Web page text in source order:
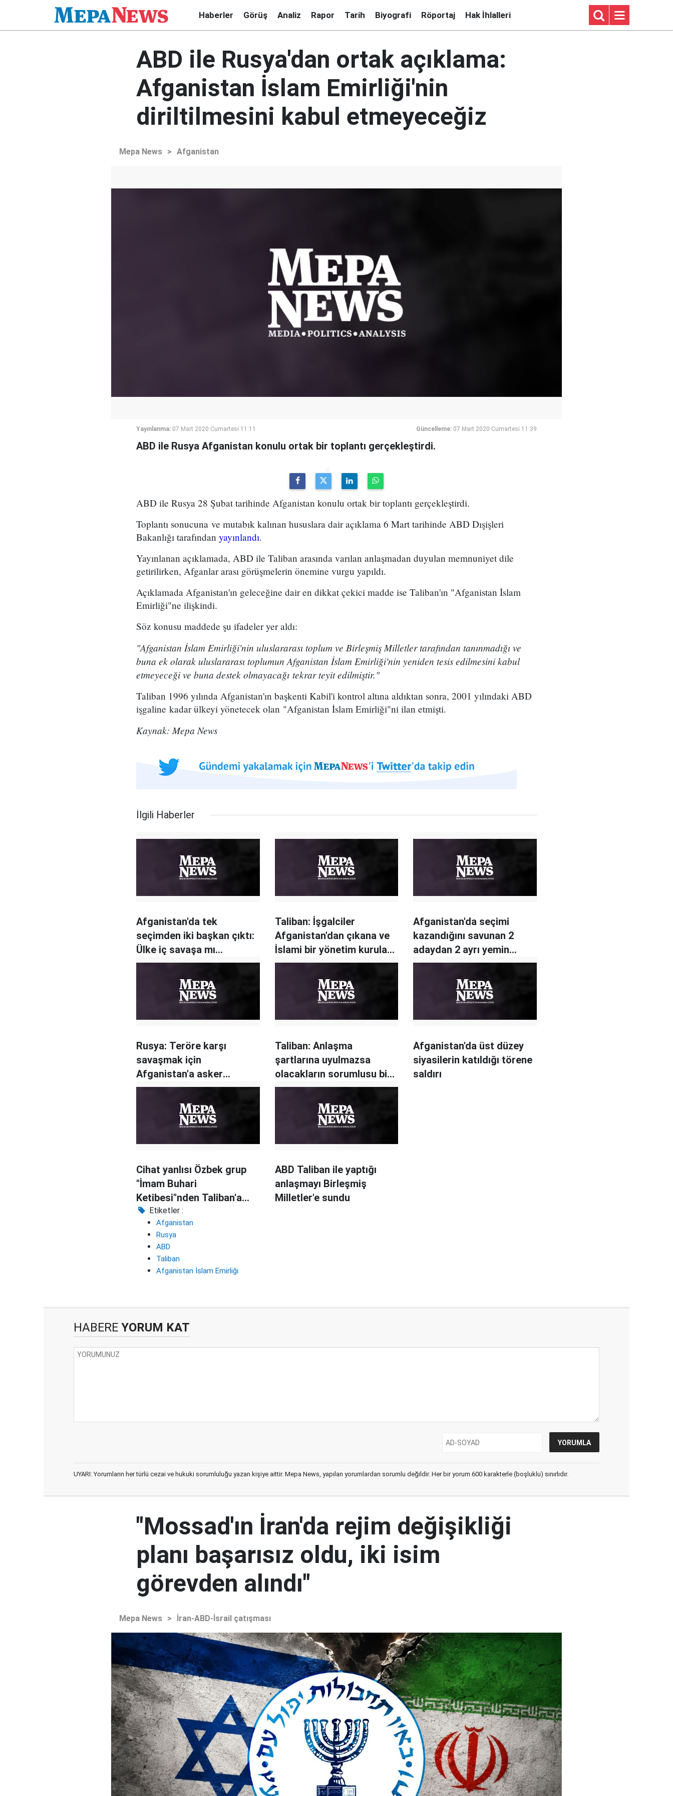
Haberler Görüş Analiz Rapor Tarih Biyografi Röportaj Hak İhlalleri
ABD ile Rusya'dan ortak açıklama:
Afganistan İslam Emirliği'nin
diriltilmesini kabul etmeyeceğiz
Mepa News > Afganistan
Yayınlanma: 07 Mart 2020 Cumartesi 11:11 Güncelleme: 07 Mart 2020 Cumartesi 11:39
ABD ile Rusya Afganistan konulu ortak bir toplantı gerçekleştirdi.
ABD ile Rusya 28 Şubat tarihinde Afganistan konulu ortak bir toplantı gerçekleştirdi.
Toplantı sonucuna ve mutabık kalınan hususlara dair açıklama 6 Mart tarihinde ABD Dışişleri
Bakanlığı tarafından yayınlandı.
Yayınlanan açıklamada, ABD ile Taliban arasında varılan anlaşmadan duyulan memnuniyet dile
getirilirken, Afganlar arası görüşmelerin önemine vurgu yapıldı.
Açıklamada Afganistan'ın geleceğine dair en dikkat çekici madde ise Taliban'ın "Afganistan İslam
Emirliği"ne ilişkindi.
Söz konusu maddede şu ifadeler yer aldı:
"Afganistan İslam Emirliği'nin uluslararası toplum ve Birleşmiş Milletler tarafından tanınmadığı ve
buna ek olarak uluslararası toplumun Afganistan İslam Emirliği'nin yeniden tesis edilmesini kabul
etmeyeceği ve buna destek olmayacağı tekrar teyit edilmiştir."
Taliban 1996 yılında Afganistan'ın başkenti Kabil'i kontrol altına aldıktan sonra, 2001 yılındaki ABD
işgaline kadar ülkeyi yönetecek olan "Afganistan İslam Emirliği"ni ilan etmişti.
Kaynak: Mepa News
İlgili Haberler
Afganistan'da tek
seçimden iki başkan çıktı:
Ülke iç savaşa mı
sürükleniyor?
Taliban: İşgalciler
Afganistan'dan çıkana ve
İslami bir yönetim kurulana
kadar savaşımız sürecek
Afganistan'da seçimi
kazandığını savunan 2
adaydan 2 ayrı yemin
töreni
Rusya: Teröre karşı
savaşmak için
Afganistan'a asker
gönderebiliriz
Taliban: Anlaşma
şartlarına uyulmazsa
olacakların sorumlusu biz
değiliz
Afganistan'da üst düzey
siyasilerin katıldığı törene
saldırı
Cihat yanlısı Özbek grup
"İmam Buhari
Ketibesi"nden Taliban'a
tebrik
ABD Taliban ile yaptığı
anlaşmayı Birleşmiş
Milletler'e sundu
Etiketler :
Afganistan
Rusya
ABD
Taliban
Afganistan İslam Emirliği
HABERE YORUM KAT
UYARI: Yorumların her türlü cezai ve hukuki sorumluluğu yazan kişiye aittir. Mepa News, yapılan yorumlardan sorumlu değildir. Her bir yorum 600 karakterle (boşluklu) sınırlıdır.
"Mossad'ın İran'da rejim değişikliği
planı başarısız oldu, iki isim
görevden alındı"
Mepa News > İran-ABD-İsrail çatışması